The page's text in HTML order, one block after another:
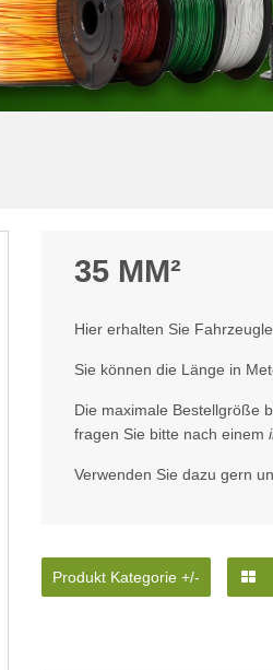
35 MM²
Hier erhalten Sie
Sie können die Länge in
Die maximale Bestellgröße
fragen Sie bitte nach einem
Verwenden Sie dazu gern
Produkt Kategorie +/-